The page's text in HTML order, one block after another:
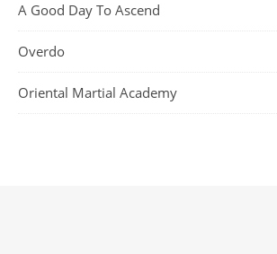
A Good Day To Ascend
Overdo
Oriental Martial Academy